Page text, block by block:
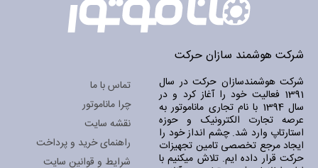
شرکت هوشمند سازان حرکت
شرکت هوشمندسازان حرکت در سال
1391 فعالیت خود را آغاز کرد و در
سال 1394 با نام تجاری ماناموتور به
عرصه تجارت الکترونیک و حوزه
استارتاپ وارد شد. چشم انداز خود را
ایجاد مرجع تخصصی تامین تجهیزات
حرکت قرار داده ایم. تلاش میکنیم با
تماس با ما
چرا ماناموتور
نقشه سایت
راهنمای خرید و پرداخت
شرایط و قوانین سایت